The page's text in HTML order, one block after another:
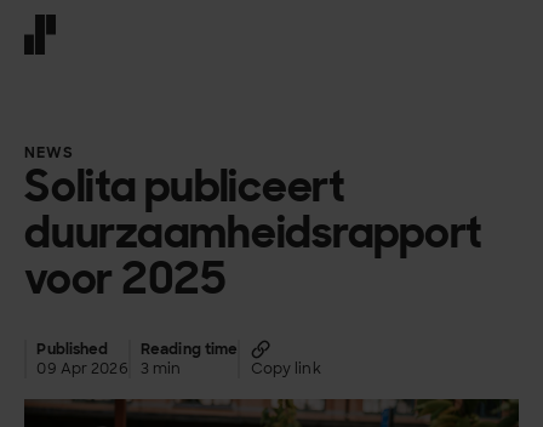
NEWS
Solita publiceert
duurzaamheidsrapport
voor 2025
Published
09 Apr 2026
Reading time
3 min
Copy link